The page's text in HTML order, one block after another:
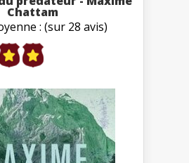
Chattam
: (sur 28 avis)